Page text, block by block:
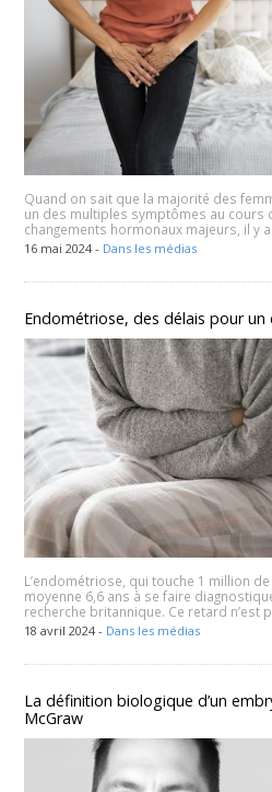
Quand on sait que la majorité des
un des multiples symptômes au cours
changements hormonaux majeurs, il y
16 mai 2024 - Dans les médias
Endométriose, des délais pour un
L’endométriose, qui touche 1 million
moyenne 6,6 ans à se faire
recherche britannique. Ce retard n’est
18 avril 2024 - Dans les médias
La définition biologique d’un
McGraw